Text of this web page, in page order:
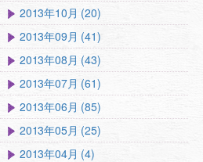
2013年10月 (20)
2013年09月 (41)
2013年08月 (43)
2013年07月 (61)
2013年06月 (85)
2013年05月 (25)
2013年04月 (4)